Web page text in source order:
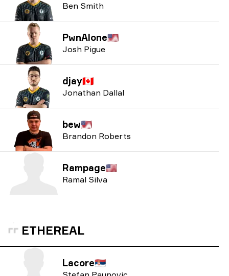
Ben Smith
PwnAlone🇺🇸
Josh Pigue
djay🇨🇦
Jonathan Dallal
bew🇺🇸
Brandon Roberts
Rampage🇺🇸
Ramal Silva
ETHEREAL
Lacore🇷🇸